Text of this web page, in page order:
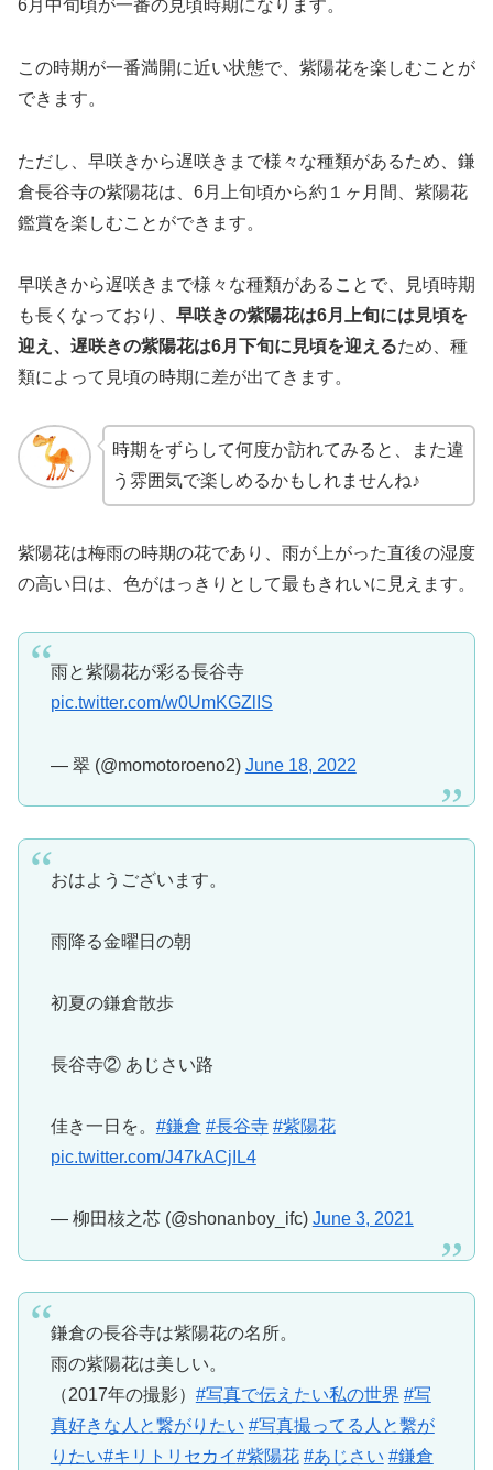
6月中旬頃が一番の見頃時期になります。
この時期が一番満開に近い状態で、紫陽花を楽しむことが
できます。
ただし、早咲きから遅咲きまで様々な種類があるため、鎌
倉長谷寺の紫陽花は、6月上旬頃から約１ヶ月間、紫陽花
鑑賞を楽しむことができます。
早咲きから遅咲きまで様々な種類があることで、見頃時期
も長くなっており、 早咲きの紫陽花は6月上旬には見頃を
迎え、遅咲きの紫陽花は6月下旬に見頃を迎えるため、種
類によって見頃の時期に差が出てきます。
時期をずらして何度か訪れてみると、また違
う雰囲気で楽しめるかもしれませんね♪
紫陽花は梅雨の時期の花であり、雨が上がった直後の湿度
の高い日は、色がはっきりとして最もきれいに見えます。
雨と紫陽花が彩る長谷寺
pic.twitter.com/w0UmKGZlIS
— 翠 (@momotoroeno2) June 18, 2022
おはようございます。
雨降る金曜日の朝
初夏の鎌倉散歩
長谷寺② あじさい路
佳き一日を。 #鎌倉 #長谷寺 #紫陽花
pic.twitter.com/J47kACjIL4
— 柳田核之芯 (@shonanboy_ifc) June 3, 2021
鎌倉の長谷寺は紫陽花の名所。
雨の紫陽花は美しい。
（2017年の撮影） #写真で伝えたい私の世界 #写
真好きな人と繋がりたい #写真撮ってる人と繫が
りたい#キリトリセカイ#紫陽花 #あじさい #鎌倉